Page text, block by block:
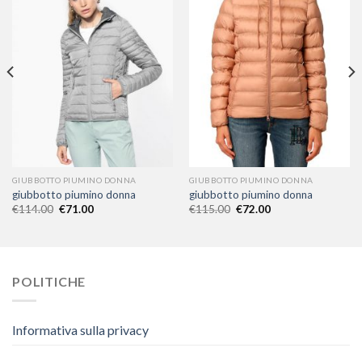
GIUBBOTTO PIUMINO DONNA
giubbotto piumino donna
€114.00 €71.00
GIUBBOTTO PIUMINO DONNA
giubbotto piumino donna
€115.00 €72.00
POLITICHE
Informativa sulla privacy